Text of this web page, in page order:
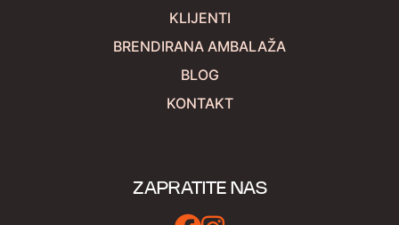
KLIJENTI
BRENDIRANA AMBALAŽA
BLOG
KONTAKT
ZAPRATITE NAS